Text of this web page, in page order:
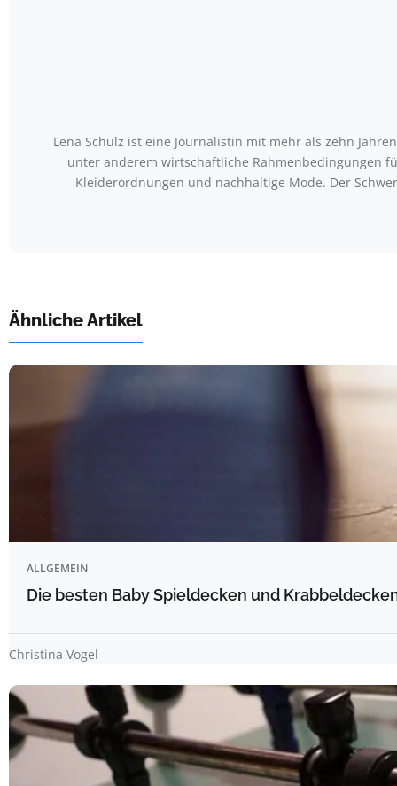
Lena Schulz ist eine Journalistin mit mehr als zehn
unter anderem wirtschaftliche Rahmenbedingungen
Kleiderordnungen und nachhaltige Mode. Der
Ähnliche Artikel
ALLGEMEIN
Die besten Baby Spieldecken und
Christina Vogel